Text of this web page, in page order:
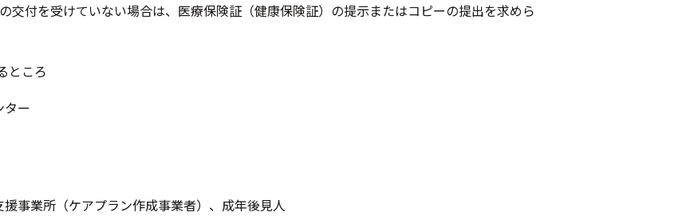
付を受けていない場合は、医療保険証（健康保険証）の提示またはコピーの提出を求めら
ところ
ー
事業所（ケアプラン作成事業者）、成年後見人